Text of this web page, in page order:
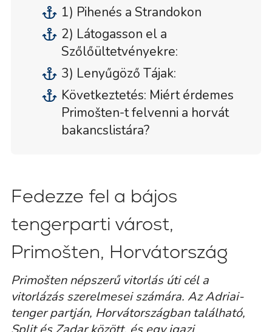
1) Pihenés a Strandokon
2) Látogasson el a
Szőlőültetvényekre:
3) Lenyűgöző Tájak:
Következtetés: Miért érdemes
Primošten-t felvenni a horvát
bakancslistára?
Fedezze fel a bájos
tengerparti várost,
Primošten, Horvátország
Primošten népszerű vitorlás úti cél a
vitorlázás szerelmesei számára. Az Adriai-
tenger partján, Horvátországban található,